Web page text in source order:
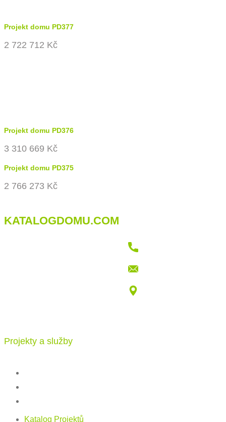
Projekt domu PD377
2 722 712 Kč
Projekt domu PD376
3 310 669 Kč
Projekt domu PD375
2 766 273 Kč
KATALOGDOMU.COM
Projekty a služby
Katalog Projektů